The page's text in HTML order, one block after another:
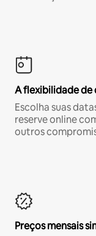
A flexibilidade de
Escolha suas
reserve online
outros
Preços mensais